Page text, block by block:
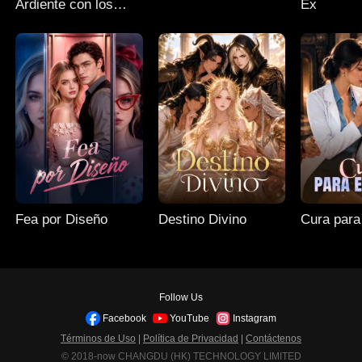
Ardiente con los
Fea por Diseño Destino Divino
Ex
Cura
Follow Us
Facebook
YouTube
Instagram
Términos de Uso | Política de Privacidad | Contáctenos
© 2018-now CHANGDU (HK) TECHNOLOGY LIMITED